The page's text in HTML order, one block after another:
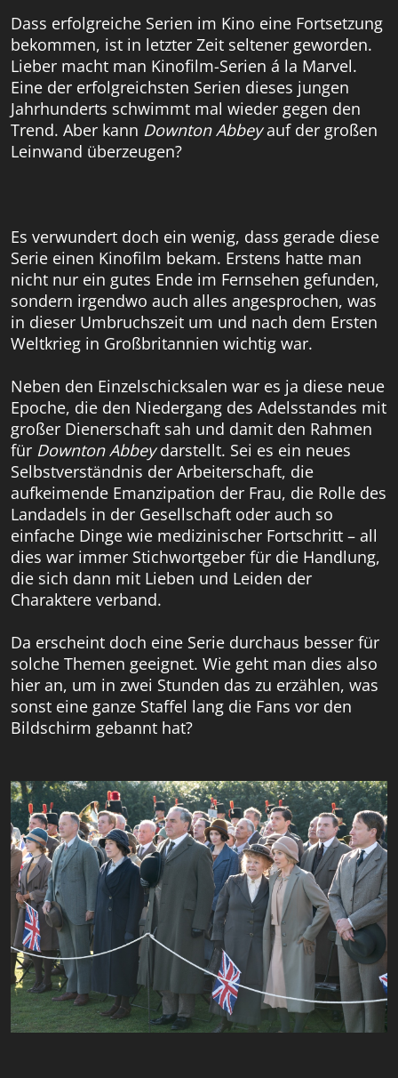
Dass erfolgreiche Serien im Kino eine Fortsetzung
bekommen, ist in letzter Zeit seltener geworden.
Lieber macht man Kinofilm-Serien á la Marvel.
Eine der erfolgreichsten Serien dieses jungen
Jahrhunderts schwimmt mal wieder gegen den
Trend. Aber kann Downton Abbeyauf der großen
Leinwand überzeugen?
Es verwundert doch ein wenig, dass gerade diese
Serie einen Kinofilm bekam. Erstens hatte man
nicht nur ein gutes Ende im Fernsehen gefunden,
sondern irgendwo auch alles angesprochen, was
in dieser Umbruchszeit um und nach dem Ersten
Weltkrieg in Großbritannien wichtig war.
Neben den Einzelschicksalen war es ja diese neue
Epoche, die den Niedergang des Adelsstandes mit
großer Dienerschaft sah und damit den Rahmen
für Downton Abbeydarstellt. Sei es ein neues
Selbstverständnis der Arbeiterschaft, die
aufkeimende Emanzipation der Frau, die Rolle des
Landadels in der Gesellschaft oder auch so
einfache Dinge wie medizinischer Fortschritt – all
dies war immer Stichwortgeber für die Handlung,
die sich dann mit Lieben und Leiden der
Charaktere verband.
Da erscheint doch eine Serie durchaus besser für
solche Themen geeignet. Wie geht man dies also
hier an, um in zwei Stunden das zu erzählen, was
sonst eine ganze Staffel lang die Fans vor den
Bildschirm gebannt hat?